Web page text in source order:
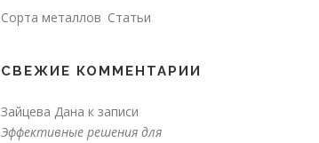
Сорта металлов Статьи
СВЕЖИЕ КОММЕНТАРИИ
Зайцева Дана к записи
Эффективные решения для